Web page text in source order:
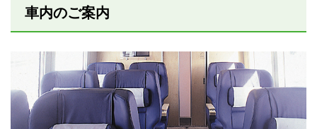
車内のご案内